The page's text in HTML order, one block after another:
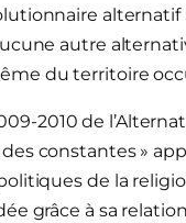
autre
du territoire
2010 de
constantes »
de la
grâce à sa